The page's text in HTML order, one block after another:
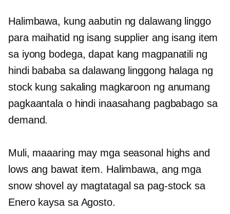
Halimbawa, kung aabutin ng dalawang linggo
para maihatid ng isang supplier ang isang item
sa iyong bodega, dapat kang magpanatili ng
hindi bababa sa dalawang linggong halaga ng
stock kung sakaling magkaroon ng anumang
pagkaantala o hindi inaasahang pagbabago sa
demand.
Muli, maaaring may mga seasonal highs and
lows ang bawat item. Halimbawa, ang mga
snow shovel ay magtatagal sa pag-stock sa
Enero kaysa sa Agosto.